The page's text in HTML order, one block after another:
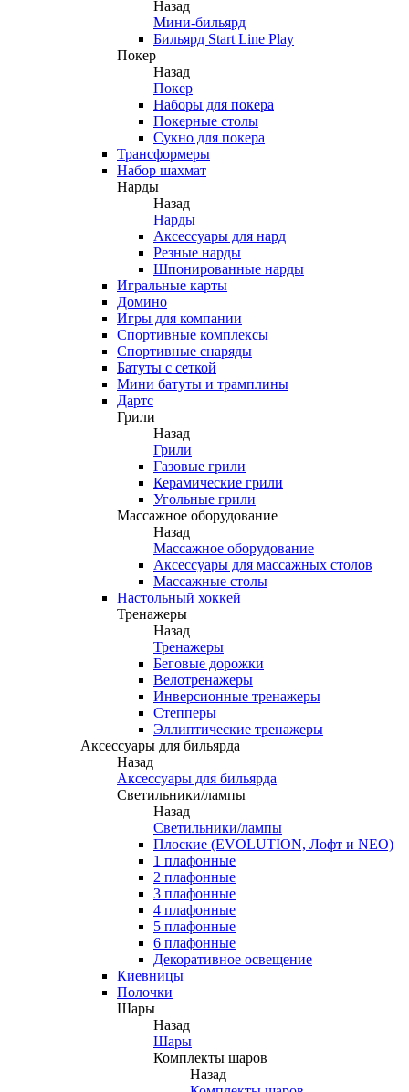
Назад
Мини-бильярд
Бильярд Start Line Play
Покер
Назад
Покер
Наборы для покера
Покерные столы
Сукно для покера
Трансформеры
Набор шахмат
Нарды
Назад
Нарды
Аксессуары для нард
Резные нарды
Шпонированные нарды
Игральные карты
Домино
Игры для компании
Спортивные комплексы
Спортивные снаряды
Батуты с сеткой
Мини батуты и трамплины
Дартс
Грили
Назад
Грили
Газовые грили
Керамические грили
Угольные грили
Массажное оборудование
Назад
Массажное оборудование
Аксессуары для массажных столов
Массажные столы
Настольный хоккей
Тренажеры
Назад
Тренажеры
Беговые дорожки
Велотренажеры
Инверсионные тренажеры
Степперы
Эллиптические тренажеры
Аксессуары для бильярда
Назад
Аксессуары для бильярда
Светильники/лампы
Назад
Светильники/лампы
Плоские (EVOLUTION, Лофт и NEO)
1 плафонные
2 плафонные
3 плафонные
4 плафонные
5 плафонные
6 плафонные
Декоративное освещение
Киевницы
Полочки
Шары
Назад
Шары
Комплекты шаров
Назад